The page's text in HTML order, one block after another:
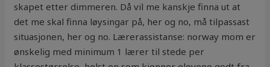
skapet etter dimmeren. Då vil me kanskje finna ut at
det me skal finna løysingar på, her og no, må tilpassast
situasjonen, her og no. Lærerassistanse: norway mom er
ønskelig med minimum 1 lærer til stede per